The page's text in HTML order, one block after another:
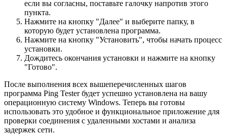
если вы согласны, поставьте галочку напротив этого
пункта.
Нажмите на кнопку "Далее" и выберите папку, в
которую будет установлена программа.
Нажмите на кнопку "Установить", чтобы начать процесс
установки.
Дождитесь окончания установки и нажмите на кнопку
"Готово".
После выполнения всех вышеперечисленных шагов
программа Ping Tester будет успешно установлена на вашу
операционную систему Windows. Теперь вы готовы
использовать это удобное и функциональное приложение для
проверки соединения с удаленными хостами и анализа
задержек сети.